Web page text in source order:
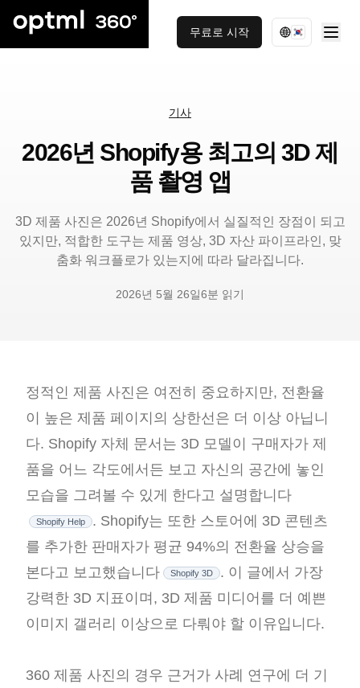
무료로 시작
기사
2026년 Shopify용 최고의 3D 제
품 촬영 앱
3D 제품 사진은 2026년 Shopify에서 실질적인 장점이 되고
있지만, 적합한 도구는 제품 영상, 3D 자산 파이프라인, 맞
춤화 워크플로가 있는지에 따라 달라집니다.
2026년 5월 26일6분 읽기
정적인 제품 사진은 여전히 중요하지만, 전환율
이 높은 제품 페이지의 상한선은 더 이상 아닙니
다. Shopify 자체 문서는 3D 모델이 구매자가 제
품을 어느 각도에서든 보고 자신의 공간에 놓인
모습을 그려볼 수 있게 한다고 설명합니다
Shopify Help
. Shopify는 또한 스토어에 3D 콘텐츠
를 추가한 판매자가 평균 94%의 전환율 상승을
본다고 보고했습니다
Shopify 3D
. 이 글에서 가장
강력한 3D 지표이며, 3D 제품 미디어를 더 예쁜
이미지 갤러리 이상으로 다뤄야 할 이유입니다.
360 제품 사진의 경우 근거가 사례 연구에 더 기